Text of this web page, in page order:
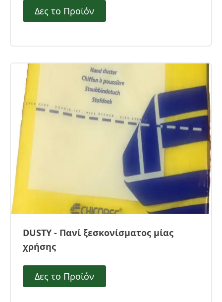
Δες το Προϊόν
DUSTY - Πανί ξεσκονίσματος μίας
χρήσης
Δες το Προϊόν